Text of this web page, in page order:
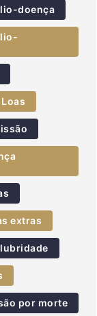
doença
extras
por morte